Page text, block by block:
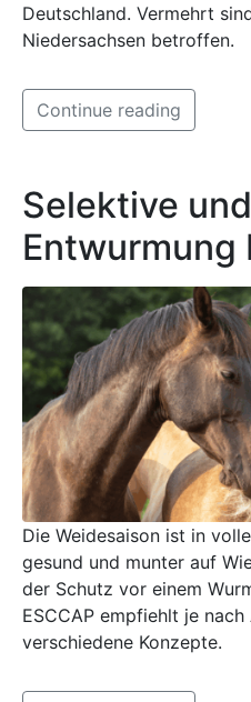
Deutschland. Vermehrt
Niedersachsen betroffen.
Continue reading
Selektive
Entwurmung
Die Weidesaison ist in
gesund und munter auf
der Schutz vor einem
ESCCAP empfiehlt je
verschiedene Konzepte.